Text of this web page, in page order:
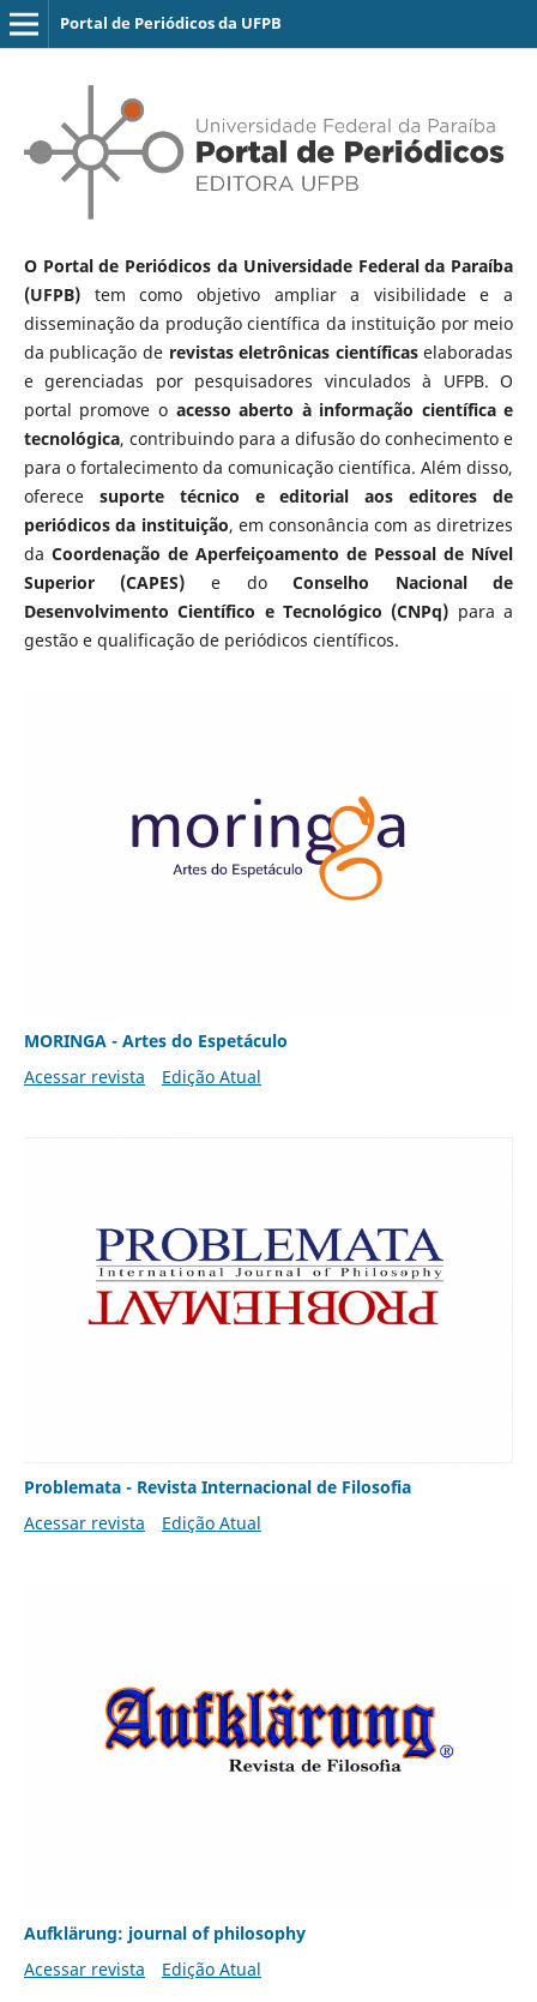
Portal de Periódicos da UFPB
O Portal de Periódicos da Universidade Federal da Paraíba
(UFPB)tem como objetivo ampliar a visibilidade e a
disseminação da produção científica da instituição por meio
da publicação de revistas eletrônicas científicaselaboradas
e gerenciadas por pesquisadores vinculados à UFPB. O
portal promove o acesso aberto à informação científica e
tecnológica, contribuindo para a difusão do conhecimento e
para o fortalecimento da comunicação científica. Além disso,
oferece suporte técnico e editorial aos editores de
periódicos da instituição, em consonância com as diretrizes
da Coordenação de Aperfeiçoamento de Pessoal de Nível
Superior (CAPES) e doConselho Nacional de
Desenvolvimento Científico e Tecnológico (CNPq) para a
gestão e qualificação de periódicos científicos.
MORINGA - Artes do Espetáculo
Acessar revista
Edição Atual
Problemata - Revista Internacional de Filosofia
Acessar revista
Edição Atual
Aufklärung: journal of philosophy
Acessar revista
Edição Atual